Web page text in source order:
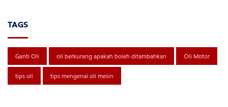
TAGS
Ganti Oli oli berkurang apakah boleh ditambahkan Oli Motor
tips oli tips mengenai oli mesin